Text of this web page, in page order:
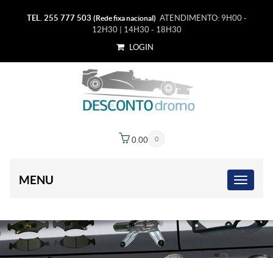
TEL. 255 777 503 (Rede fixa nacional) ATENDIMENTO: 9H00 -
12H30 | 14H30 - 18H30
LOGIN
0
0.00
MENU